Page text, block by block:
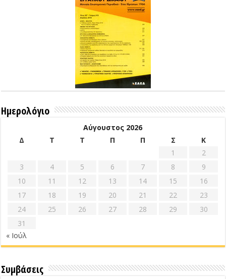
Ημερολόγιο
Αύγουστος 2026
Δ
Τ Τ Π Π Σ
Κ
1
2
3
4 5 6 7 8
9
10
11 12 13 14 15
16
17
18 19 20 21 22
23
24
25 26 27 28 29
30
31
« Ιούλ
Συμβάσεις